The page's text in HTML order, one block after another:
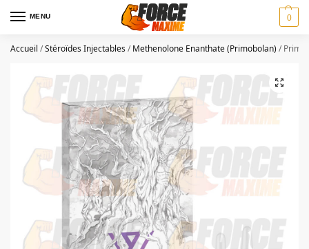
MENU 0
Accueil /Stéroïdes Injectables/Methenolone Enanthate (Primobolan)/